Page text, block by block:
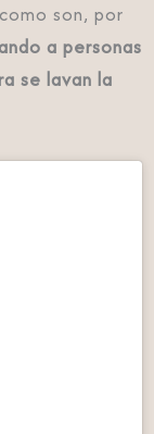
son, por
a personas
se lavan la